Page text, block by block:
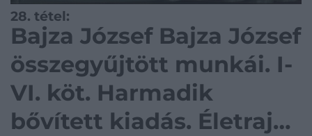
28. tétel:
Bajza József Bajza József
összegyűjtött munkái. I-
VI. köt. Harmadik
bővített kiadás. Életrajzi